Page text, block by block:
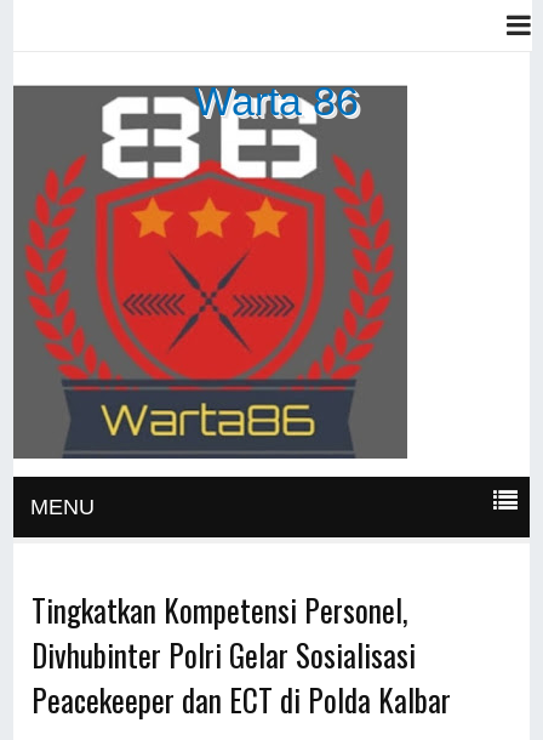
Warta 86
MENU
Tingkatkan Kompetensi Personel,
Divhubinter Polri Gelar Sosialisasi
Peacekeeper dan ECT di Polda Kalbar